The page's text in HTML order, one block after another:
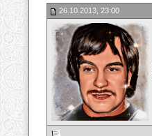
26.10.2013, 23:00